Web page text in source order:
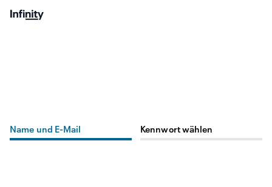
Name und E-Mail Kennwort wählen